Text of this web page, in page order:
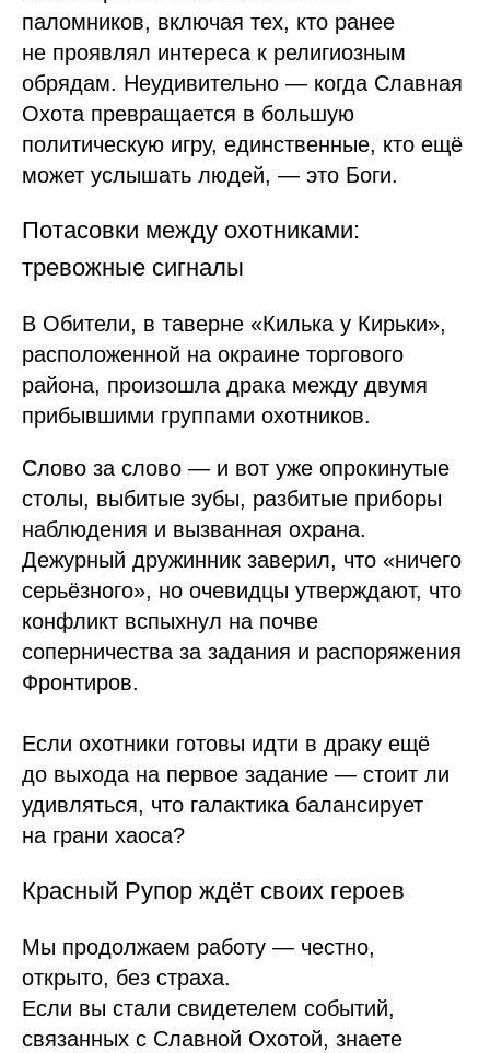
паломников, включая тех, кто ранее
не проявлял интереса к религиозным
обрядам. Неудивительно — когда Славная
Охота превращается в большую
политическую игру, единственные, кто ещё
может услышать людей, — это Боги.
Потасовки между охотниками:
тревожные сигналы
В Обители, в таверне «Килька у Кирьки»,
расположенной на окраине торгового
района, произошла драка между двумя
прибывшими группами охотников.
Слово за слово — и вот уже опрокинутые
столы, выбитые зубы, разбитые приборы
наблюдения и вызванная охрана.
Дежурный дружинник заверил, что «ничего
серьёзного», но очевидцы утверждают, что
конфликт вспыхнул на почве
соперничества за задания и распоряжения
Фронтиров.
Если охотники готовы идти в драку ещё
до выхода на первое задание — стоит ли
удивляться, что галактика балансирует
на грани хаоса?
Красный Рупор ждёт своих героев
Мы продолжаем работу — честно,
открыто, без страха.
Если вы стали свидетелем событий,
связанных с Славной Охотой, знаете